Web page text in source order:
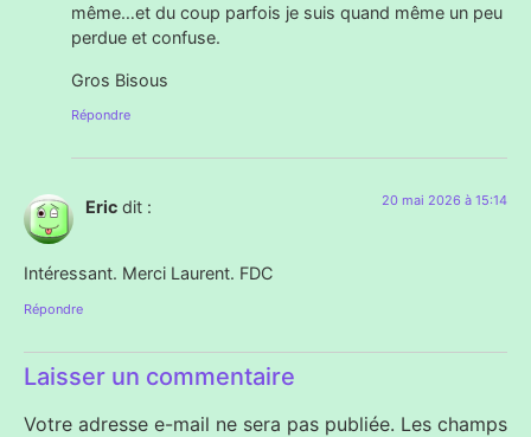
même…et du coup parfois je suis quand même un peu
perdue et confuse.
Gros Bisous
Répondre
Eric dit : 20 mai 2026 à 15:14
Intéressant. Merci Laurent. FDC
Répondre
Laisser un commentaire
Votre adresse e-mail ne sera pas publiée. Les champs